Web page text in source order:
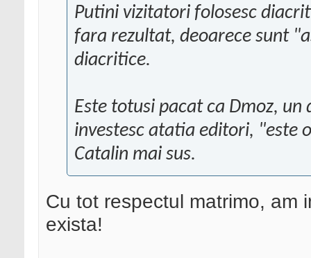
Putini vizitatori folosesc
fara rezultat, deoarece sunt
diacritice.
Este totusi pacat ca Dmoz,
investesc atatia editori, "este
Catalin mai sus.
Cu tot respectul matrimo, am
exista!